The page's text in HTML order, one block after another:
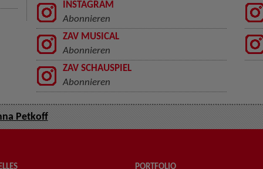
INSTAGRAM
Abonnieren
ZAV MUSICAL
Abonnieren
ZAV SCHAUSPIEL
Abonnieren
Petkoff
PORTFOLIO